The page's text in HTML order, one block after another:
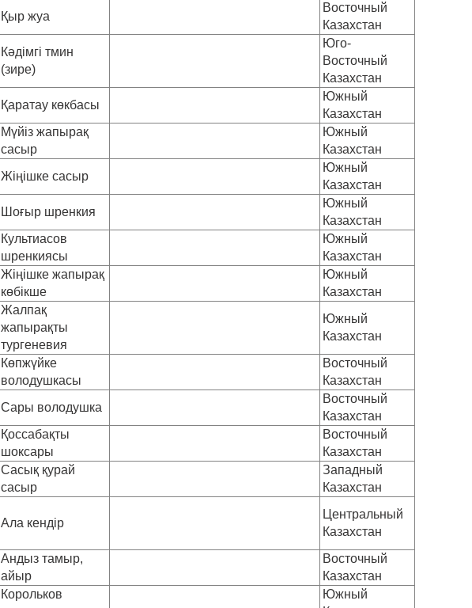
Қыр жуа
Восточный
Казахстан
Кәдімгі тмин
(зире)
Юго-
Восточный
Казахстан
Қаратау көкбасы
Южный
Казахстан
Мүйіз жапырақ
сасыр
Южный
Казахстан
Жіңішке сасыр
Южный
Казахстан
Шоғыр шренкия
Южный
Казахстан
Культиасов
шренкиясы
Южный
Казахстан
Жіңішке жапырақ
көбікше
Южный
Казахстан
Жалпақ
жапырақты
тургеневия
Южный
Казахстан
Көпжүйке
володушкасы
Восточный
Казахстан
Сары володушка
Восточный
Казахстан
Қоссабақты
шоксары
Восточный
Казахстан
Сасық қурай
сасыр
Западный
Казахстан
Ала кендір
Центральный
Казахстан
Андыз тамыр,
айыр
Восточный
Казахстан
Корольков
Южный